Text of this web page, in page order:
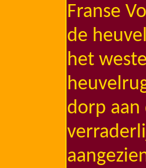
Franse
de
het
dorp aan